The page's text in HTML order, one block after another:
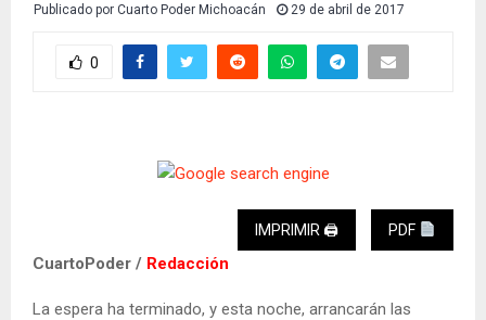
Publicado por Cuarto Poder Michoacán 29 de abril de 2017
0
IMPRIMIR 🖨 PDF
CuartoPoder / Redacción
La espera ha terminado, y esta noche, arrancarán las